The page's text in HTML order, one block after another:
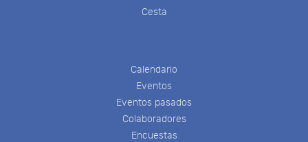
Cesta
Calendario
Eventos
Eventos pasados
Colaboradores
Encuestas